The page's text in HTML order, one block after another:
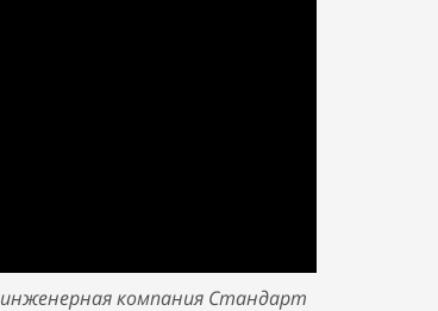
инженерная компания Стандарт